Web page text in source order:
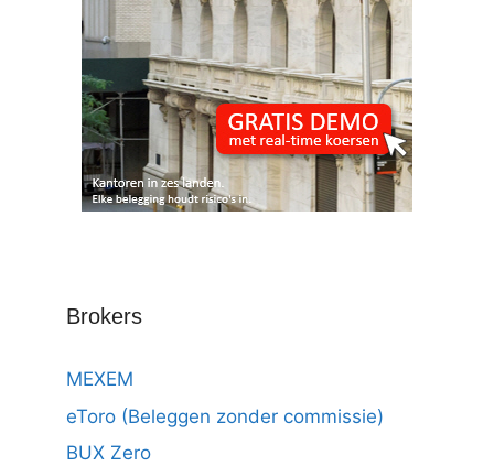
Brokers
MEXEM
eToro (Beleggen zonder commissie)
BUX Zero